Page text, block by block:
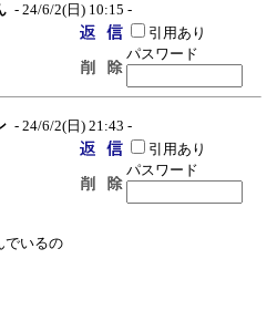
- 24/6/2(日) 10:15 -
引用あり
パスワード
- 24/6/2(日) 21:43 -
でいるの
引用あり
パスワード